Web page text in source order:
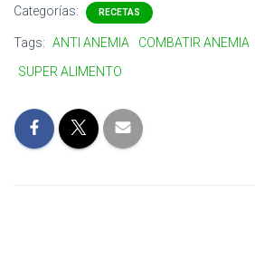
Categorías: RECETAS
Tags: ANTI ANEMIA COMBATIR ANEMIA
SUPER ALIMENTO